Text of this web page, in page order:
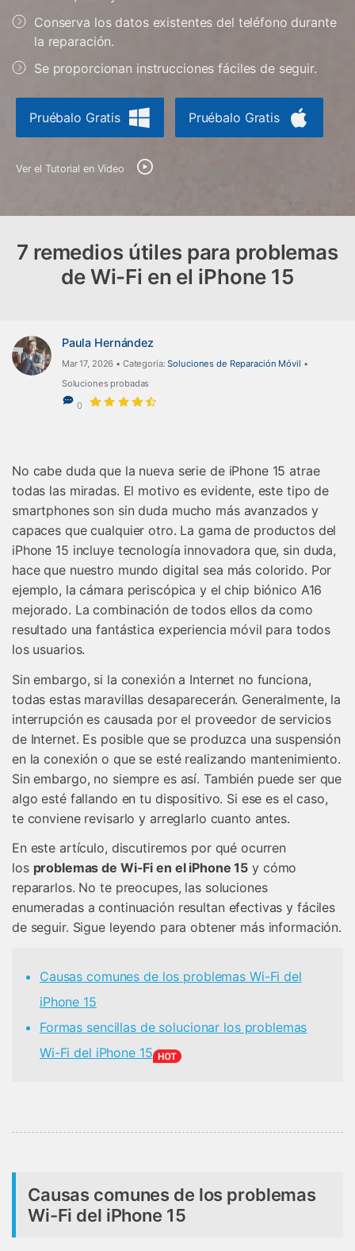
Gestor de Datos
Reparación de Móviles
Protección del Móvil
Encuentra Más Soluciones
Iniciar sesión
Conserva los datos existentes del teléfono durante
la reparación.
Se proporcionan instrucciones fáciles de seguir.
Pruébalo Gratis Pruébalo Gratis
Ver el Tutorial en Video
7 remedios útiles para problemas
de Wi-Fi en el iPhone 15
Paula Hernández
Mar 17, 2026 • Categoría:Soluciones de Reparación Móvil •
Soluciones probadas
0
No cabe duda que la nueva serie de iPhone 15 atrae
todas las miradas. El motivo es evidente, este tipo de
smartphones son sin duda mucho más avanzados y
capaces que cualquier otro. La gama de productos del
iPhone 15 incluye tecnología innovadora que, sin duda,
hace que nuestro mundo digital sea más colorido. Por
ejemplo, la cámara periscópica y el chip biónico A16
mejorado. La combinación de todos ellos da como
resultado una fantástica experiencia móvil para todos
los usuarios.
Sin embargo, si la conexión a Internet no funciona,
todas estas maravillas desaparecerán. Generalmente, la
interrupción es causada por el proveedor de servicios
de Internet. Es posible que se produzca una suspensión
en la conexión o que se esté realizando mantenimiento.
Sin embargo, no siempre es así. También puede ser que
algo esté fallando en tu dispositivo. Si ese es el caso,
te conviene revisarlo y arreglarlo cuanto antes.
En este artículo, discutiremos por qué ocurren
los problemas de Wi-Fi en el iPhone 15 y cómo
repararlos.󠀲󠀡󠀡󠀦󠀤󠀣󠀩󠀧󠀢󠀳󠀰 No te preocupes, las soluciones
enumeradas a continuación resultan efectivas y fáciles
de seguir.󠀲󠀡󠀡󠀦󠀤󠀣󠀩󠀧󠀤󠀳󠀰 Sigue leyendo para obtener más información.
Causas comunes de los problemas Wi-Fi del
iPhone 15
Formas sencillas de solucionar los problemas
Wi-Fi del iPhone 15
Causas comunes de los problemas
Wi-Fi del iPhone 15